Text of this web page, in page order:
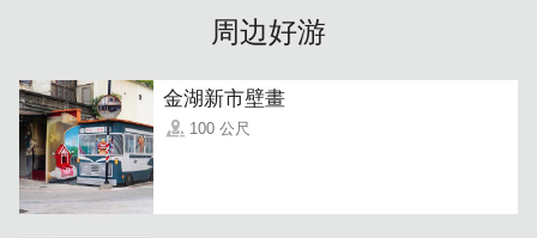
周边好游
金湖新市壁畫
100 公尺